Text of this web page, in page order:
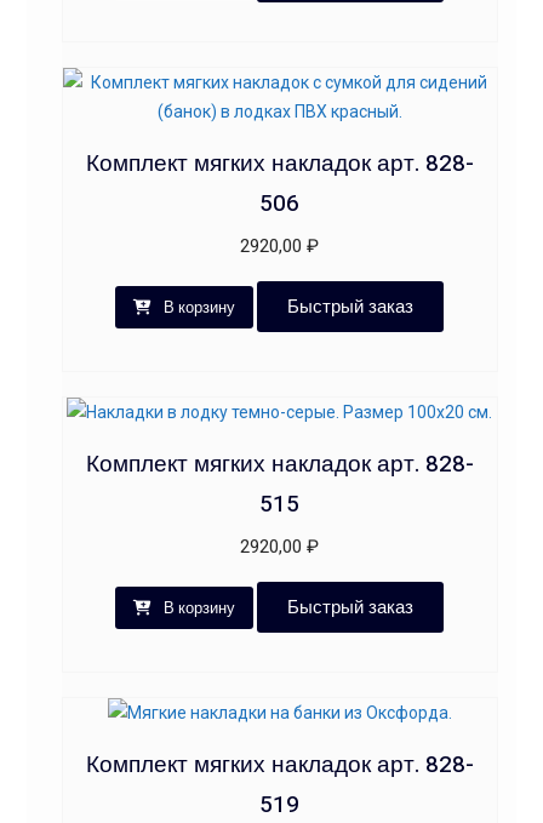
Комплект мягких накладок арт. 828-
506
2920,00₽
В корзину Быстрый заказ
Комплект мягких накладок арт. 828-
515
2920,00₽
В корзину Быстрый заказ
Комплект мягких накладок арт. 828-
519